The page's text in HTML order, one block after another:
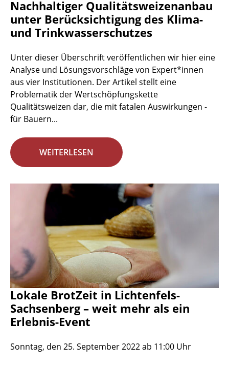
Nachhaltiger Qualitätsweizenanbau
unter Berücksichtigung des Klima-
und Trinkwasserschutzes
Unter dieser Überschrift veröffentlichen wir hier eine
Analyse und Lösungsvorschläge von Expert*innen
aus vier Institutionen. Der Artikel stellt eine
Problematik der Wertschöpfungskette
Qualitätsweizen dar, die mit fatalen Auswirkungen -
für Bauern...
WEITERLESEN
Lokale BrotZeit in Lichtenfels-
Sachsenberg – weit mehr als ein
Erlebnis-Event
Sonntag, den 25. September 2022 ab 11:00 Uhr